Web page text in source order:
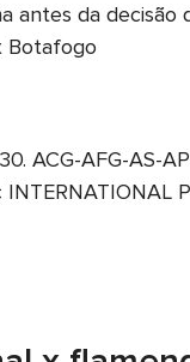
antes da
Botafogo
ACG-AFG-AS-